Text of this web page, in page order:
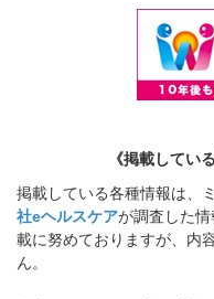
《掲載してい
掲載している各種情報は、
社eヘルスケアが調査した
載に努めておりますが、内
ん。